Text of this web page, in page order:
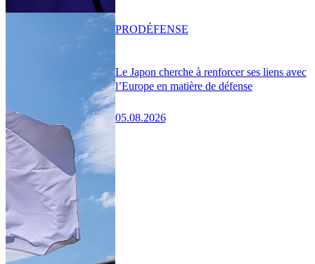
Le Japon cherche à renforcer ses liens avec
l’Europe en matière de défense
05.08.2026
PRODÉFENSE